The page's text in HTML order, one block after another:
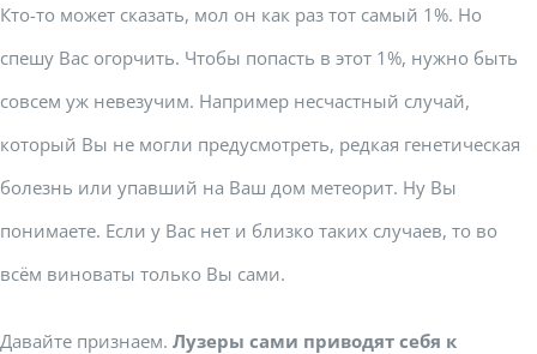
Кто-то может сказать, мол он как раз тот самый 1%. Но
спешу Вас огорчить. Чтобы попасть в этот 1%, нужно быть
совсем уж невезучим. Например несчастный случай,
который Вы не могли предусмотреть, редкая генетическая
болезнь или упавший на Ваш дом метеорит. Ну Вы
понимаете. Если у Вас нет и близко таких случаев, то во
всём виноваты только Вы сами.
Давайте признаем. Лузеры сами приводят себя к